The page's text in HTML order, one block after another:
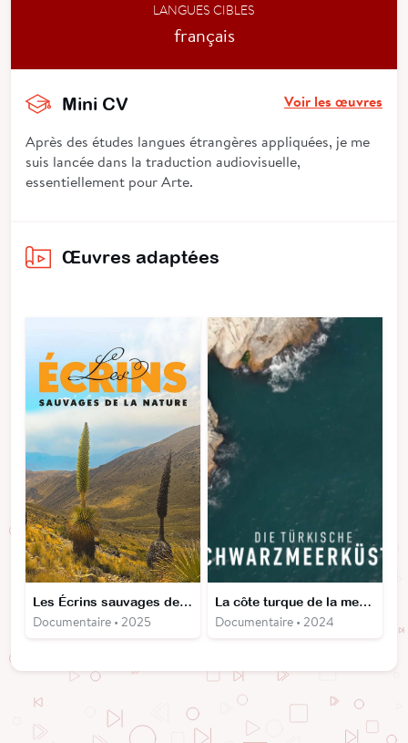
LANGUES CIBLES
français
Mini CV Voir les œuvres
Après des études langues étrangères appliquées, je me
suis lancée dans la traduction audiovisuelle,
essentiellement pour Arte.
Œuvres adaptées
Les Écrins sauvages de la nature
Documentaire • 2025
La côte turque de la mer Noire
Documentaire • 2024